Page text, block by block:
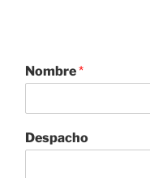
Nombre*
Despacho